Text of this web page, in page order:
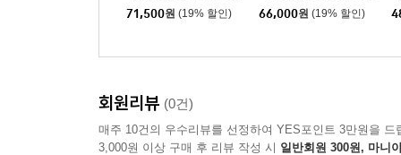
r You [LP]
71,500원 (19% 할인)
이트 컬러 2LP]
66,000원 (19% 할인)
회원리뷰 (0건)
매주 10건의 우수리뷰를 선정하여 YES포인트 3만원을 드
3,000원 이상 구매 후 리뷰 작성 시 일반회원 300원, 마니